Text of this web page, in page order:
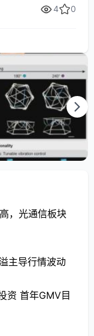
完成耳机收纳等复
4 0
，光通信板块
主导行情波动
资 首年GMV目